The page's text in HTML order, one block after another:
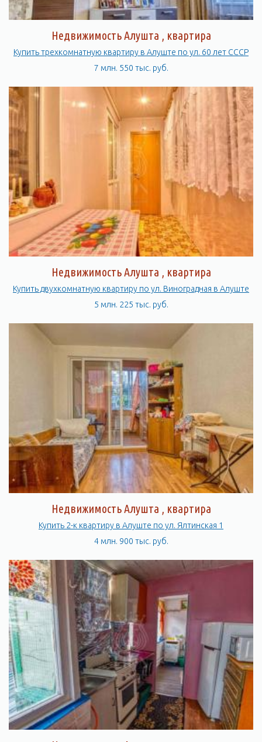
Недвижимость Алушта , квартира
Купить трехкомнатную квартиру в Алуште по ул. 60 лет СССР
7 млн. 550 тыс. руб.
Недвижимость Алушта , квартира
Купить двухкомнатную квартиру по ул. Виноградная в Алуште
5 млн. 225 тыс. руб.
Недвижимость Алушта , квартира
Купить 2-к квартиру в Алуште по ул. Ялтинская 1
4 млн. 900 тыс. руб.